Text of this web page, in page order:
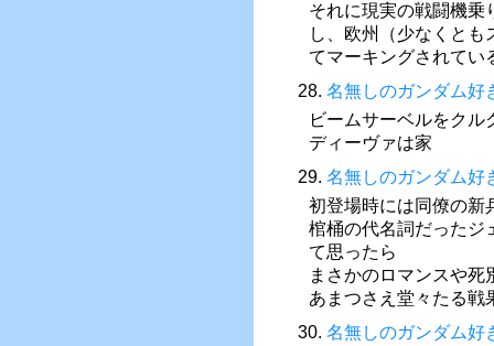
それに現実の戦闘機乗
し、欧州（少なくと
てマーキングされてい
28. 名無しのガンダム好
ビームサーベルをク
ディーヴァは家
29. 名無しのガンダム好
初登場時には同僚の新
棺桶の代名詞だったジ
て思ったら
まさかのロマンスや
あまつさえ堂々たる戦
30. 名無しのガンダム好